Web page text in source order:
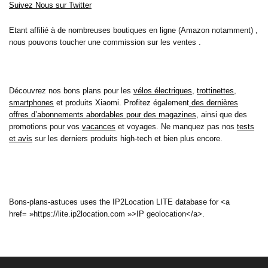
Suivez Nous sur Twitter
Etant affilié à de nombreuses boutiques en ligne (Amazon notamment) ,
nous pouvons toucher une commission sur les ventes .
Découvrez nos bons plans pour les vélos électriques, trottinettes,
smartphones et produits Xiaomi. Profitez également des dernières
offres d’abonnements abordables pour des magazines, ainsi que des
promotions pour vos vacances et voyages. Ne manquez pas nos tests
et avis sur les derniers produits high-tech et bien plus encore.
Bons-plans-astuces uses the IP2Location LITE database for <a
href= »https://lite.ip2location.com »>IP geolocation</a>.